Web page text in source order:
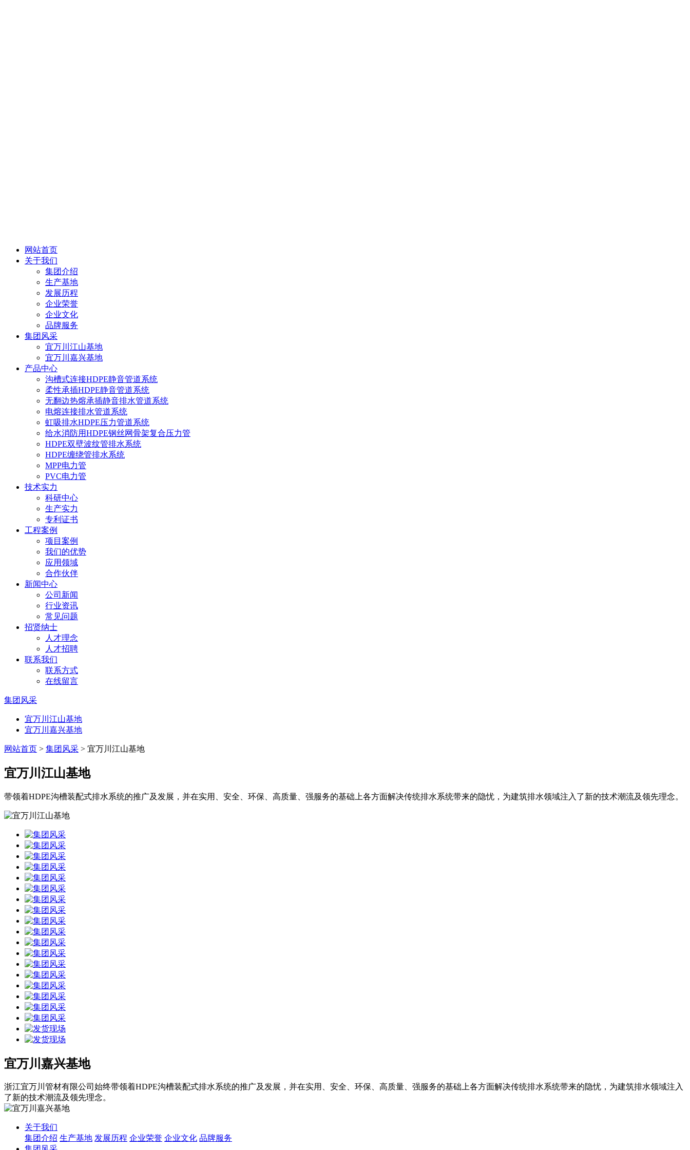
网站首页
关于我们
集团介绍
生产基地
发展历程
企业荣誉
企业文化
品牌服务
集团风采
宜万川江山基地
宜万川嘉兴基地
产品中心
沟槽式连接HDPE静音管道系统
柔性承插HDPE静音管道系统
无翻边热熔承插静音排水管道系统
电熔连接排水管道系统
虹吸排水HDPE压力管道系统
给水消防用HDPE钢丝网骨架复合压力管
HDPE双壁波纹管排水系统
HDPE缠绕管排水系统
MPP电力管
PVC电力管
技术实力
科研中心
生产实力
专利证书
工程案例
项目案例
我们的优势
应用领域
合作伙伴
新闻中心
公司新闻
行业资讯
常见问题
招贤纳士
人才理念
人才招聘
联系我们
联系方式
在线留言
集团风采
宜万川江山基地
宜万川嘉兴基地
网站首页 > 集团风采 > 宜万川江山基地
宜万川江山基地
带领着HDPE沟槽装配式排水系统的推广及发展，并在实用、安全、环保、高质量、强服务的基础上各方面解决传统排水系统带来的隐忧，为建筑排水领域注入了新的技术潮流及领先理念。
宜万川嘉兴基地
浙江宜万川管材有限公司 始终带领着HDPE沟槽装配式排水系统的推广及发展，并在实用、安全、环保、高质量、强服务的基础上各方面解决传统排水系统带来的隐忧，为建筑排水领域注入
了新的技术潮流及领先理念。
关于我们
集团介绍 生产基地 发展历程 企业荣誉 企业文化 品牌服务